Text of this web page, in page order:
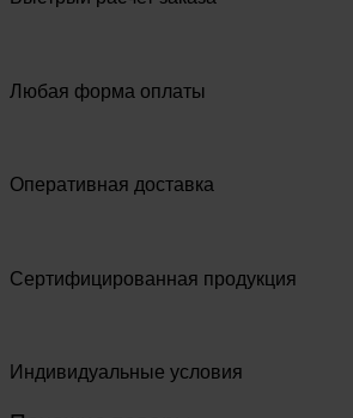
Любая форма оплаты
Оперативная доставка
Сертифицированная продукция
Индивидуальные условия